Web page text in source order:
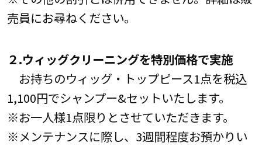
売員にお尋ねください。
２.ウィッグクリーニングを特別価格で実施
お持ちのウィッグ・トップピース1点を税込
1,100円でシャンプー&セットいたします。
※お一人様1点限りとさせていただきます。
※メンテナンスに際し、3週間程度お預かりい